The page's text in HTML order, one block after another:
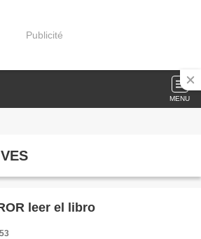
Publicité
MENU
leer el libro